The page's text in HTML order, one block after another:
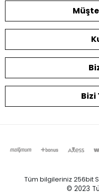
Bizi
Tüm bilgileriniz 256bit
© 2023